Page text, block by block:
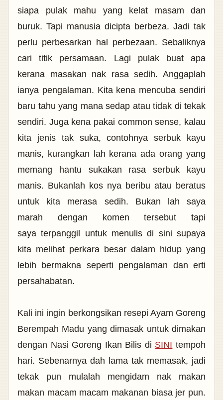
siapa pulakmahu yang kelat masam dan
buruk. Tapi manusia dicipta berbeza. Jadi tak
perlu perbesarkan hal perbezaan. Sebaliknya
cari titik persamaan. Lagi pulak buat apa
kerana masakan nak rasa sedih. Anggaplah
ianya pengalaman. Kita kena mencuba sendiri
baru tahu yang mana sedap atau tidak di tekak
sendiri. Juga kena pakai common sense, kalau
kita jenis tak suka, contohnya serbuk kayu
manis, kurangkan lah kerana ada orang yang
memang hantu sukakan rasa serbuk kayu
manis. Bukanlah kos nya beribu atau beratus
untuk kita merasa sedih. Bukan lah saya
marah dengan komen tersebut tapi
saya terpanggil untuk menulis di sini supaya
kita melihat perkara besar dalam hidup yang
lebih bermakna seperti pengalaman dan erti
persahabatan.
Kali ini ingin berkongsikan resepi Ayam Goreng
Berempah Madu yang dimasak untuk dimakan
dengan Nasi Goreng Ikan Bilis di SINI tempoh
hari. Sebenarnya dah lama tak memasak, jadi
tekak pun mulalah mengidam nak makan
makan macam macam makanan biasa jer pun.